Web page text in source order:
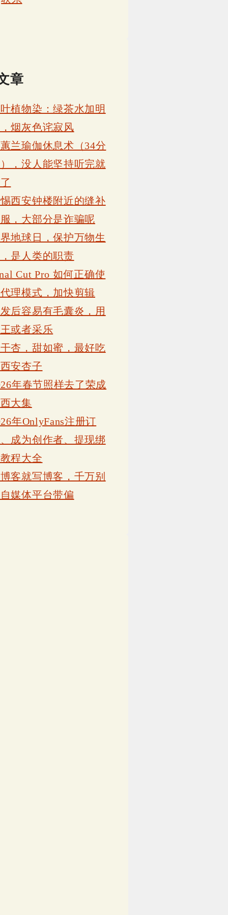
章
植物染：绿茶水加明
烟灰色诧寂风
兰瑜伽休息术（34分
，没人能坚持听完就
西安钟楼附近的缝补
，大部分是诈骗呢
地球日，保护万物生
是人类的职责
Cut Pro 如何正确使
理模式，加快剪辑
后容易有毛囊炎，用
或者采乐
杏，甜如蜜，最好吃
安杏子
年春节照样去了荣成
大集
年OnlyFans注册订
成为创作者、提现绑
程大全
客就写博客，千万别
媒体平台带偏